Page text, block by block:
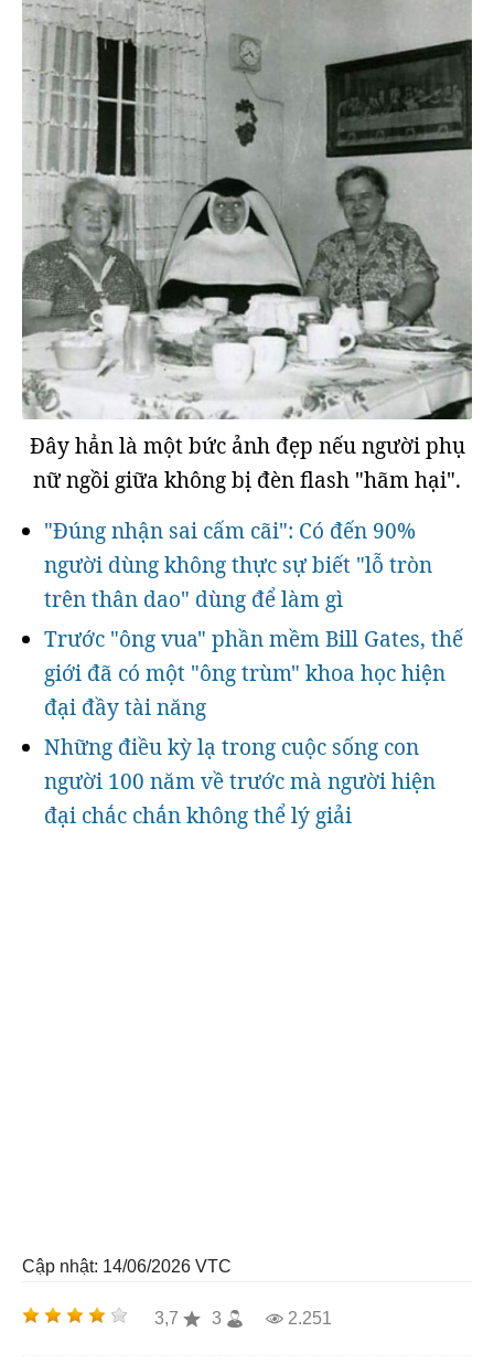
Đây hẳn là một bức ảnh đẹp nếu người phụ
nữ ngồi giữa không bị đèn flash "hãm hại".
"Đúng nhận sai cấm cãi": Có đến 90%
người dùng không thực sự biết "lỗ tròn
trên thân dao" dùng để làm gì
Trước "ông vua" phần mềm Bill Gates, thế
giới đã có một "ông trùm" khoa học hiện
đại đầy tài năng
Những điều kỳ lạ trong cuộc sống con
người 100 năm về trước mà người hiện
đại chắc chắn không thể lý giải
Cập nhật: 14/06/2026 VTC
3,7 3 2.251